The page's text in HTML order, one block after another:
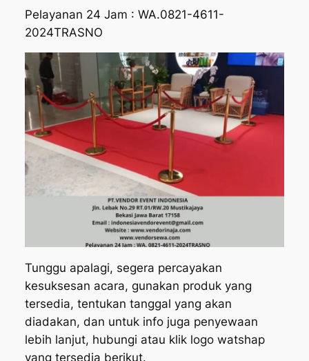
Pelayanan 24 Jam : WA.0821-4611-
2024TRASNO
Tunggu apalagi, segera percayakan
kesuksesan acara, gunakan produk yang
tersedia, tentukan tanggal yang akan
diadakan, dan untuk info juga penyewaan
lebih lanjut, hubungi atau klik logo watshap
yang tersedia berikut.